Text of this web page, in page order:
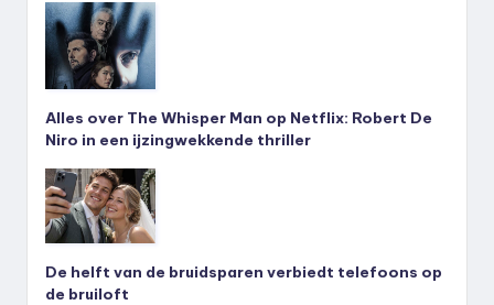
Alles over The Whisper Man op Netflix: Robert De
Niro in een ijzingwekkende thriller
De helft van de bruidsparen verbiedt telefoons op
de bruiloft